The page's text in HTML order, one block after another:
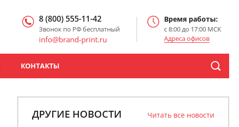
8 (800) 555-11-42
Звонок по РФ бесплатный
info@brand-print.ru
Время работы:
с 8:00 до 17:00 МСК
Адреса офисов
КОНТАКТЫ
ДРУГИЕ НОВОСТИ Читать все новости